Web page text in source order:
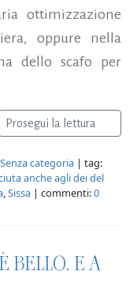
ottimizzazione
oppure nella
dello scafo per
Prosegui la lettura
Senza categoria | tag:
anche agli dei del
,Sissa | commenti:0
BELLO. E A